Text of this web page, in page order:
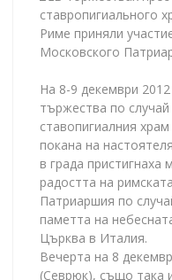
На 8-9 декември
тържества по
ставопигиалния
покана на
в града пристигнаха
радостта на
Патриаршия по
паметта на
Църква в Италия.
Вечерта на 8
(Севрюк), също така